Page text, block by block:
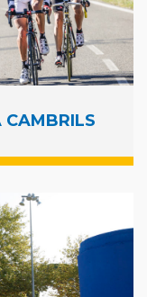
CAMBRILS